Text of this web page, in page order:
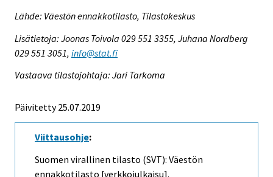
Lähde: Väestön ennakkotilasto, Tilastokeskus
Lisätietoja: Joonas Toivola 029 551 3355, Juhana Nordberg
029 551 3051, info@stat.fi
Vastaava tilastojohtaja: Jari Tarkoma
Päivitetty 25.07.2019
Viittausohje:
Suomen virallinen tilasto (SVT): Väestön
ennakkotilasto [verkkojulkaisu].